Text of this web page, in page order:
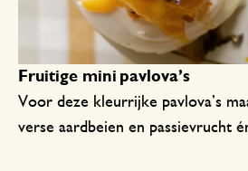
Fruitige mini pavlova’s
Voor deze kleurrijke pavlova’s
verse aardbeien en passievrucht